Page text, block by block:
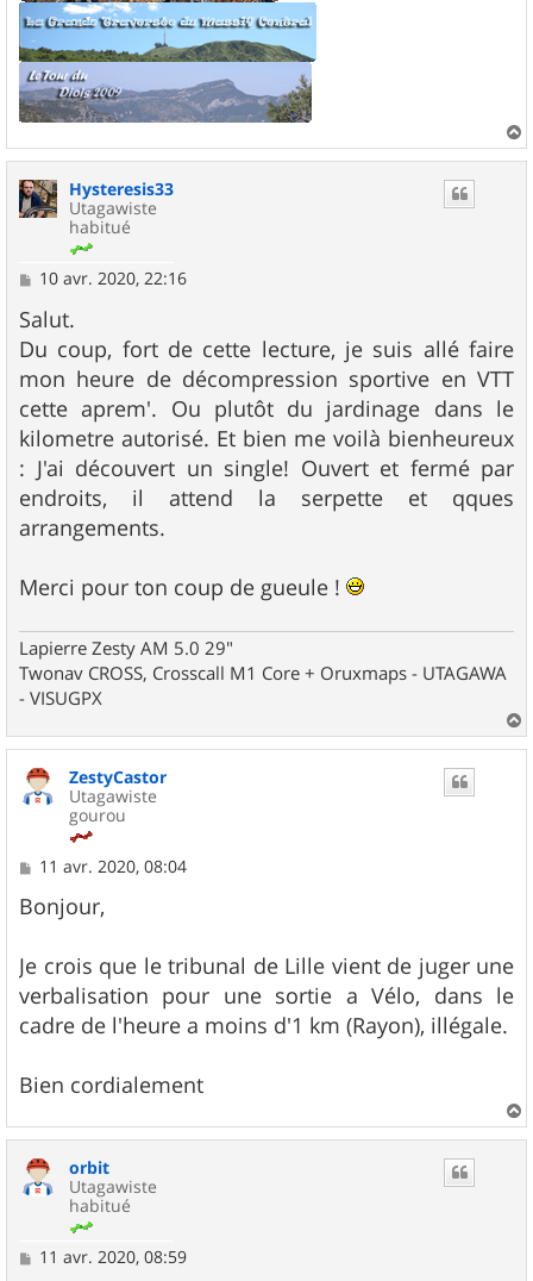
a
Hysteresis33
Utagawiste
habitué
M
s
s
a
g
e
10 avr. 2020, 22:16
Salut.
Du coup, fort de cette lecture, je suis allé faire
mon heure de décompression sportive en VTT
cette aprem'. Ou plutôt du jardinage dans le
kilometre autorisé. Et bien me voilà bienheureux
: J'ai découvert un single! Ouvert et fermé par
endroits, il attend la serpette et qques
arrangements.
Merci pour ton coup de gueule !
Lapierre Zesty AM 5.0 29"
Twonav CROSS, Crosscall M1 Core + Oruxmaps - UTAGAWA
- VISUGPX
a
ZestyCastor
Utagawiste
gourou
M
s
s
g
e
11 avr. 2020, 08:04
Bonjour,
Je crois que le tribunal de Lille vient de juger une
verbalisation pour une sortie a Vélo, dans le
cadre de l'heure a moins d'1 km (Rayon), illégale.
Bien cordialement
a
orbit
Utagawiste
habitué
M11 avr. 2020, 08:59